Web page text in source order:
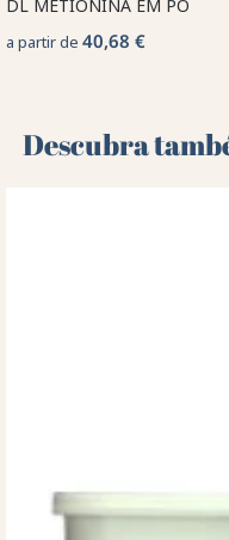
DL METIONINA EM PÓ
a partir de 40,68 €
Descubra